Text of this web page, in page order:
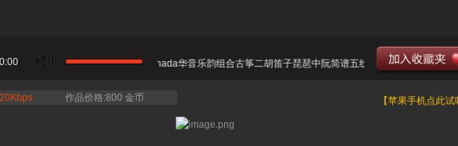
民乐合奏 - 沧海一声笑 温尼泊Canada华音乐韵组合古筝二胡笛子琵琶中阮简谱五线谱。
作品价格:800 金币 【苹果手机点此